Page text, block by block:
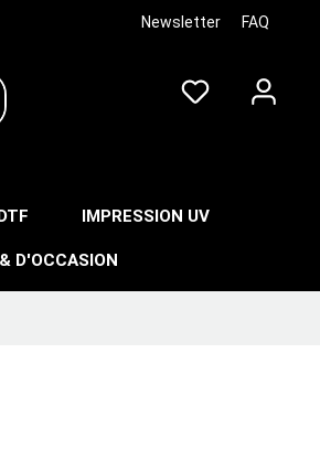
Newsletter FAQ
IMPRESSION UV
D'OCCASION